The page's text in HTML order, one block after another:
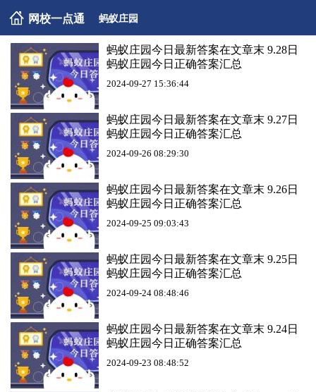
网校一点通 蚂蚁庄园
蚂蚁庄园今日最新答案在文章末 9.28日
蚂蚁庄园今日正确答案汇总
2024-09-27 15:36:44
蚂蚁庄园今日最新答案在文章末 9.27日
蚂蚁庄园今日正确答案汇总
2024-09-26 08:29:30
蚂蚁庄园今日最新答案在文章末 9.26日
蚂蚁庄园今日正确答案汇总
2024-09-25 09:03:43
蚂蚁庄园今日最新答案在文章末 9.25日
蚂蚁庄园今日正确答案汇总
2024-09-24 08:48:46
蚂蚁庄园今日最新答案在文章末 9.24日
蚂蚁庄园今日正确答案汇总
2024-09-23 08:48:52